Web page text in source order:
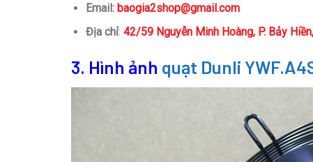
Email: baogia2shop@gmail.com
Địa chỉ: 42/59 Nguyễn Minh Hoàng, P. Bảy
3. Hình ảnh quạt Dunli